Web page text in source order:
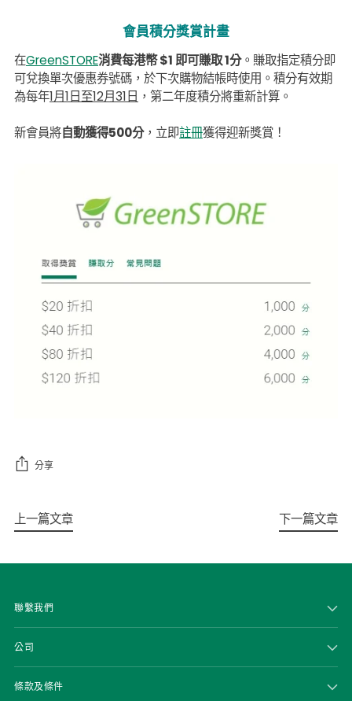
會員積分獎賞計畫
在GreenSTORE消費每港幣 $1 即可賺取 1分。賺取指定積分即
可兌換單次優惠券號碼，於下次購物結帳時使用。積分有效期
為每年1月1日至12月31日 ，第二年度積分將重新計算。
新會員將自動獲得500分，立即註冊獲得迎新獎賞！
分享
上一篇文章 下一篇文章
聯繫我們
公司
條款及條件